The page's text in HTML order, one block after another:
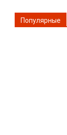
Популярные